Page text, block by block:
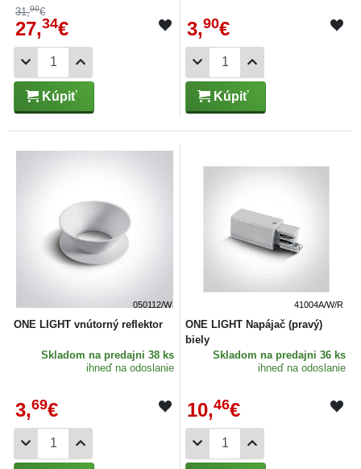
31,90€
27,34€
Kúpiť
3,90€
Kúpiť
050112/W
ONE LIGHT vnútorný reflektor
Skladom na predajni 38 ks
ihneď na odoslanie
3,69€
41004A/W/R
ONE LIGHT Napájač (pravý)
biely
Skladom na predajni 36 ks
ihneď na odoslanie
10,46€